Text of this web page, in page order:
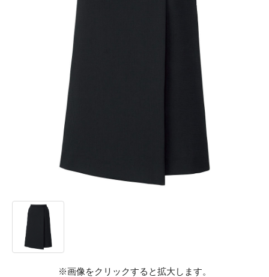
※画像をクリックすると拡大します。